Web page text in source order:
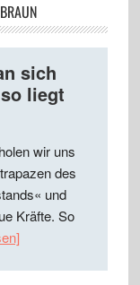
sich
liegt
wir uns
des
und
Kräfte. So